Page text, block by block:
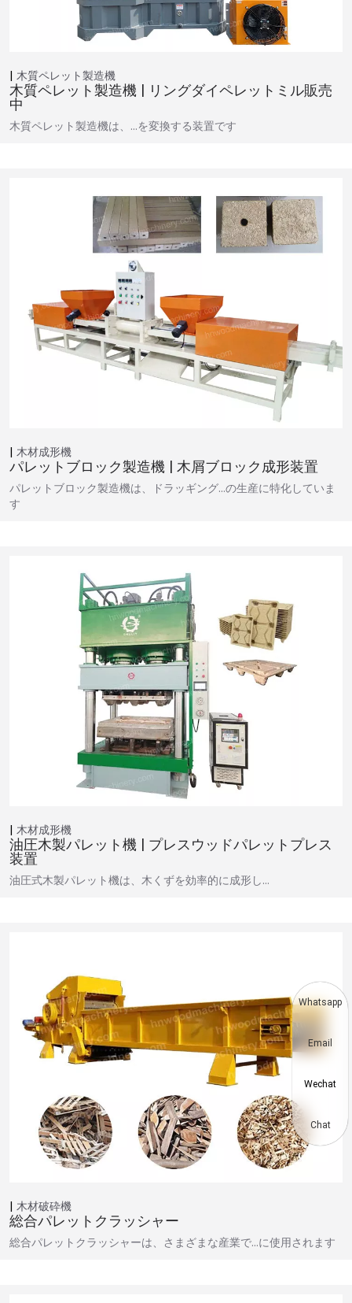
木質ペレット製造機
木質ペレット製造機 | リングダイペレットミル販売
中
木質ペレット製造機は、…を変換する装置です
木材成形機
パレットブロック製造機 | 木屑ブロック成形装置
パレットブロック製造機は、ドラッギング…の生産に特化していま
す
木材成形機
油圧木製パレット機 | プレスウッドパレットプレス
装置
油圧式木製パレット機は、木くずを効率的に成形し…
木材破砕機
総合パレットクラッシャー
総合パレットクラッシャーは、さまざまな産業で…に使用されます
Whatsapp
Email
Wechat
Chat